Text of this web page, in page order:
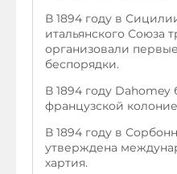
В 1894 году в
итальянского Союза
организовали
беспорядки.
В 1894 году Dahomey
французской
В 1894 году в
утверждена
хартия.